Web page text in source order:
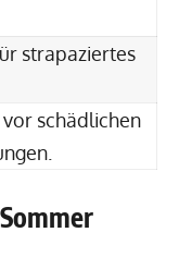
strapaziertes
schädlichen